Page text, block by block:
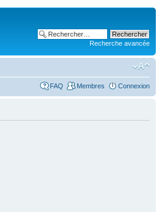
Recherche avancée
FAQ Membres Connexion